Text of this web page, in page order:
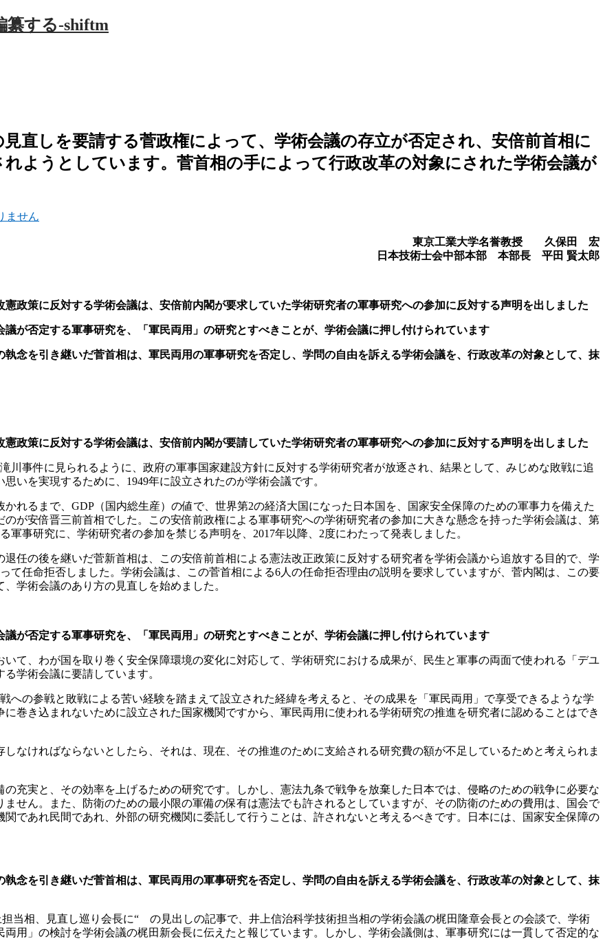
直しを要請する菅政権によって、学術会議の存立が否定され、安倍前首相に
ようとしています。菅首相の手によって行政改革の対象にされた学術会議が
ません
東京工業大学名誉教授 久保田 宏
日本技術士会中部本部 本部長 平田 賢太郎
策に反対する学術会議は、安倍前内閣が要求していた学術研究者の軍事研究への参加に反対する声明を出しました
否定する軍事研究を、「軍民両用」の研究とすべきことが、学術会議に押し付けられています
を引き継いだ菅首相は、軍民両用の軍事研究を否定し、学問の自由を訴える学術会議を、行政改革の対象として、抹
策に反対する学術会議は、安倍前内閣が要請していた学術研究者の軍事研究への参加に反対する声明を出しました
川事件に見られるように、政府の軍事国家建設方針に反対する学術研究者が放逐され、結果として、みじめな敗戦に追
いを実現するために、1949年に設立されたのが学術会議です。
れるまで、GDP（国内総生産）の値で、世界第2の経済大国になった日本国を、国家安全保障のための軍事力を備えた
が安倍晋三前首相でした。この安倍前政権による軍事研究への学術研究者の参加に大きな懸念を持った学術会議は、第
事研究に、学術研究者の参加を禁じる声明を、2017年以降、2度にわたって発表しました。
任の後を継いだ菅新首相は、この安倍前首相による憲法改正政策に反対する研究者を学術会議から追放する目的で、学
て任命拒否しました。学術会議は、この菅首相による6人の任命拒否理由の説明を要求していますが、菅内閣は、この要
学術会議のあり方の見直しを始めました。
否定する軍事研究を、「軍民両用」の研究とすべきことが、学術会議に押し付けられています
て、わが国を取り巻く安全保障環境の変化に対応して、学術研究における成果が、民生と軍事の両面で使われる「デユ
学術会議に要請しています。
の参戦と敗戦による苦い経験を踏まえて設立された経緯を考えると、その成果を「軍民両用」で享受できるような学
巻き込まれないために設立された国家機関ですから、軍民両用に使われる学術研究の推進を研究者に認めることはでき
なければならないとしたら、それは、現在、その推進のために支給される研究費の額が不足しているためと考えられま
充実と、その効率を上げるための研究です。しかし、憲法九条で戦争を放棄した日本では、侵略のための戦争に必要な
せん。また、防衛のための最小限の軍備の保有は憲法でも許されるとしていますが、その防衛のための費用は、国会で
であれ民間であれ、外部の研究機関に委託して行うことは、許されないと考えるべきです。日本には、国家安全保障の
を引き継いだ菅首相は、軍民両用の軍事研究を否定し、学問の自由を訴える学術会議を、行政改革の対象として、抹
当相、見直し巡り会長に“ の見出しの記事で、井上信治科学技術担当相の学術会議の梶田隆章会長との会談で、学術
用」の検討を学術会議の梶田新会長に伝えたと報じています。しかし、学術会議側は、軍事研究には一貫して否定的な